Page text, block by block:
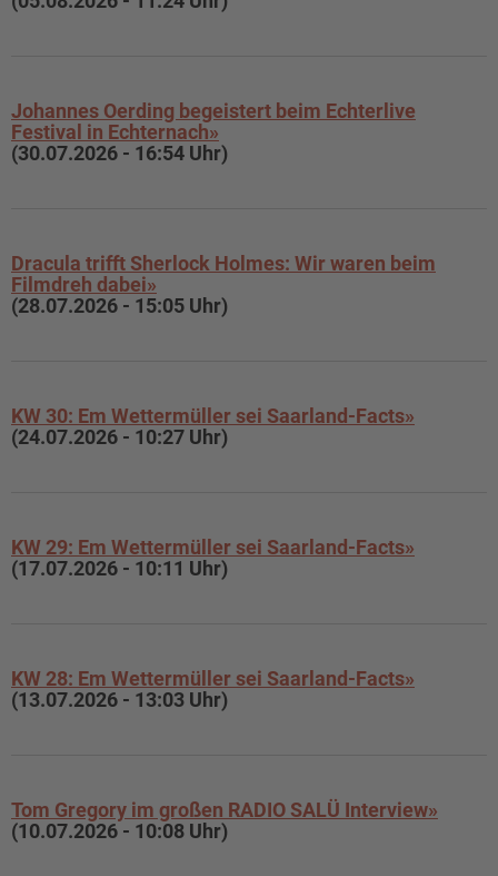
Johannes Oerding begeistert beim Echterlive
Festival in Echternach»
(30.07.2026 - 16:54 Uhr)
Dracula trifft Sherlock Holmes: Wir waren beim
Filmdreh dabei»
(28.07.2026 - 15:05 Uhr)
KW 30: Em Wettermüller sei Saarland-Facts»
(24.07.2026 - 10:27 Uhr)
KW 29: Em Wettermüller sei Saarland-Facts»
(17.07.2026 - 10:11 Uhr)
KW 28: Em Wettermüller sei Saarland-Facts»
(13.07.2026 - 13:03 Uhr)
Tom Gregory im großen RADIO SALÜ Interview»
(10.07.2026 - 10:08 Uhr)